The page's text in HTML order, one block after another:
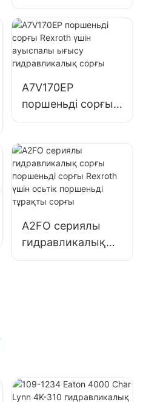
клапан
функциялары бар
060 сериялы
гидравликалық
A7V170EP
поршеньді сорғы
Rexroth үшін
гидравликалық
сорғы
A2FO сериялы
гидравликалық
сорғы поршеньді